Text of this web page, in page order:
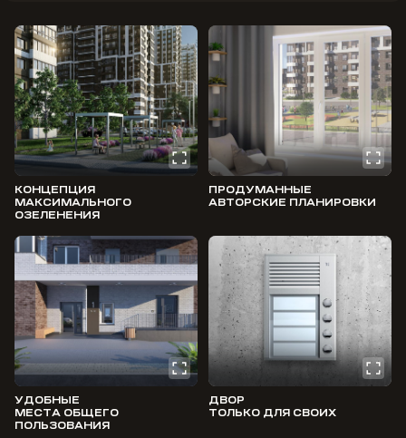
КОНЦЕПЦИЯ
МАКСИМАЛЬНОГО
ОЗЕЛЕНЕНИЯ
ПРОДУМАННЫЕ
АВТОРСКИЕ ПЛАНИРОВКИ
УДОБНЫЕ
МЕСТА ОБЩЕГО
ПОЛЬЗОВАНИЯ
ДВОР
ТОЛЬКО ДЛЯ СВОИХ